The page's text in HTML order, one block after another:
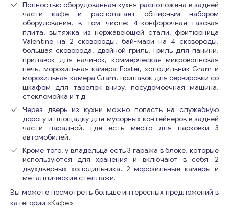
Полностью оборудованная кухня расположена в задней
части кафе и располагает обширным набором
оборудования, в том числе: 4-конфорочная газовая
плита, вытяжка из нержавеющей стали, фритюрница
Valentine на 2 сковороды, бай-мари на 4 сковороды,
большая сковорода, двойной гриль, Гриль для панини,
прилавок для начинок, коммерческая микроволновая
печь, морозильная камера Foster, холодильник Gram и
морозильная камера Gram, прилавок для сервировки со
шкафом для тарелок внизу, посудомоечная машина,
стекломойка и т.д.
Через дверь из кухни можно попасть на служебную
дорогу и площадку для мусорных контейнеров в задней
части парадной, где есть место для парковки 3
автомобилей.
Кроме того, у владельца есть 3 гаража в блоке, которые
используются для хранения и включают в себя: 2
двухдверных холодильника, 2 морозильные камеры и
металлические стеллажи.
Вы можете посмотреть больше интересных предложений в
категории «Кафе».